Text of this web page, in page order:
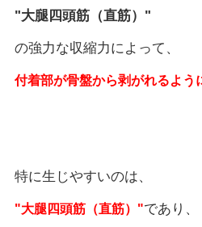
"大腿四頭筋（直筋）"
の強力な収縮力によって、
付着部が骨盤から剥がれるよう
特に生じやすいのは、
"大腿四頭筋（直筋）"であり、